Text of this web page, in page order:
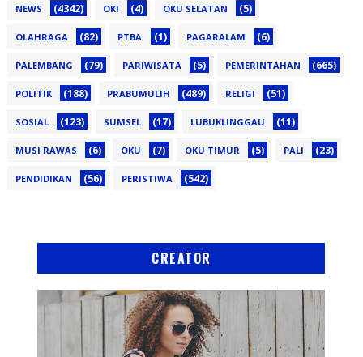
NEWS (4342) OKI (4) OKU SELATAN (5)
OLAHRAGA (82) PTBA (1) PAGARALAM (6)
PALEMBANG (79) PARIWISATA (5) PEMERINTAHAN (665)
POLITIK (188) PRABUMULIH (489) RELIGI (51)
SOSIAL (123) SUMSEL (17) LUBUKLINGGAU (11)
MUSI RAWAS (6) OKU (7) OKU TIMUR (5) PALI (23)
PENDIDIKAN (56) PERISTIWA (542)
CREATOR